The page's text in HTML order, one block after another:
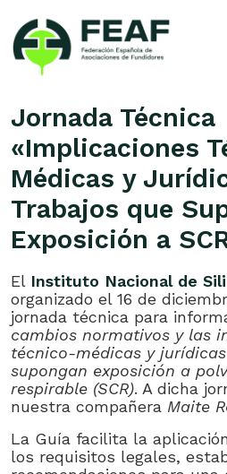
content
Española
de
Asociaciones
de
Fundidores
Jornada Técnica
«Implicaciones
Médicas y
Trabajos que
Exposición a
El Instituto Nacional de
organizado el 16 de
jornada técnica para
cambios normativos y las
técnico-médicas y
supongan exposición a
respirable (SCR). A dicha
nuestra compañera Maite
La Guía facilita la
los requisitos legales,